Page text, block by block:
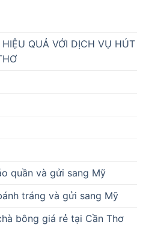
QUẢ VỚI DỊCH VỤ HÚT
quần và gửi sang Mỹ
tráng và gửi sang Mỹ
bông giá rẻ tại Cần Thơ